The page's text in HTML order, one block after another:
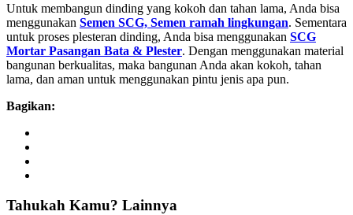
Untuk membangun dinding yang kokoh dan tahan lama, Anda bisa
menggunakan Semen SCG, Semen ramah lingkungan. Sementara
untuk proses plesteran dinding, Anda bisa menggunakan SCG
Mortar Pasangan Bata & Plester. Dengan menggunakan material
bangunan berkualitas, maka bangunan Anda akan kokoh, tahan
lama, dan aman untuk menggunakan pintu jenis apa pun.
Bagikan:
Tahukah Kamu? Lainnya